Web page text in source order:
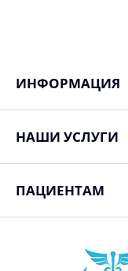
ИНФОРМАЦИЯ
НАШИ УСЛУГИ
ПАЦИЕНТАМ